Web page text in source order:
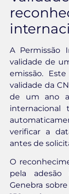
A Permissão
validade de
emissão.
validade da
de um ano
internacional
verificar a
antes de
O
pela
Genebra